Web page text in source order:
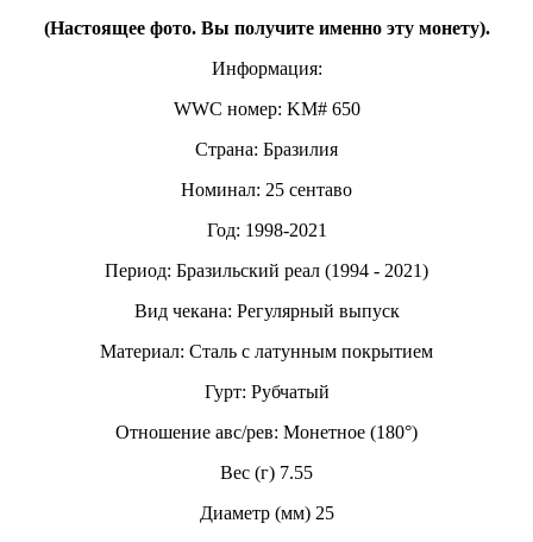
(Настоящее фото. Вы получите именно эту монету).
Информация:
WWC номер: KM# 650
Страна: Бразилия
Номинал: 25 сентаво
Год: 1998-2021
Период: Бразильский реал (1994 - 2021)
Вид чекана: Регулярный выпуск
Материал: Сталь с латунным покрытием
Гурт: Рубчатый
Отношение авс/рев: Монетное (180°)
Вес (г) 7.55
Диаметр (мм) 25